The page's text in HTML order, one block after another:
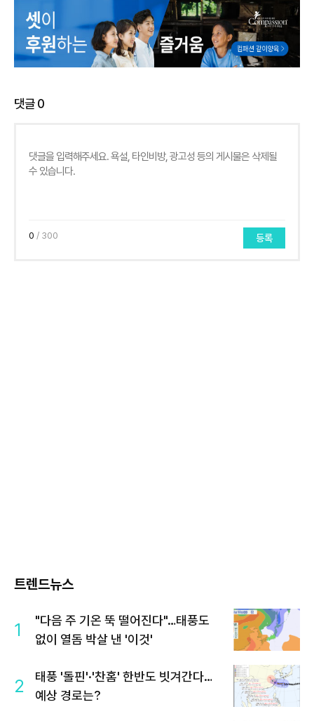
댓글0
0 / 300 등록
트렌드뉴스
1
"다음 주 기온 뚝 떨어진다"…태풍도
없이 열돔 박살 낸 '이것'
2
태풍 '돌핀'·'찬홈' 한반도 빗겨간다…
예상 경로는?